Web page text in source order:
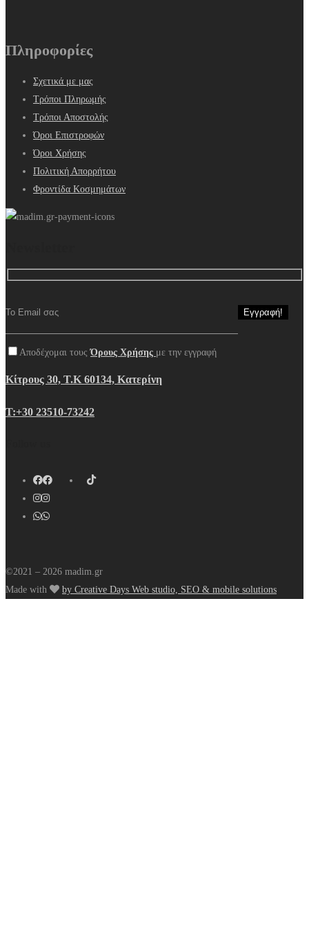
Πληροφορίες
Σχετικά με μας
Τρόποι Πληρωμής
Τρόποι Αποστολής
Όροι Επιστροφών
Όροι Χρήσης
Πολιτική Απορρήτου
Φροντίδα Κοσμημάτων
Αποδέχομαι τουςΌρους Χρήσης με την εγγραφή
Κίτρους 30, Τ.Κ 60134, Κατερίνη
Τ:+30 23510-73242
©2021 – 2026 madim.gr
Made with
by Creative Days Web studio, SEO & mobile solutions